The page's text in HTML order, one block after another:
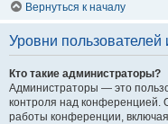
Вернуться к началу
Уровни пользователей
Кто такие администраторы?
Администраторы — это
контроля над конференцией.
работы конференции,